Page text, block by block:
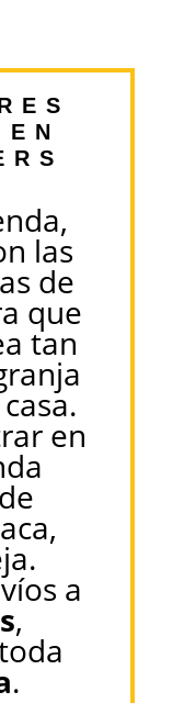
las
de
que
tan
en
a
,
.